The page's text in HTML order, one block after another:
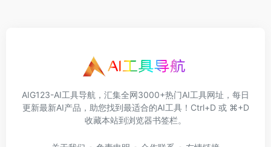
AIG123-AI工具导航，汇集全网3000+热门AI工具网址，每日
更新最新AI产品，助您找到最适合的AI工具！Ctrl+D 或 ⌘+D
收藏本站到浏览器书签栏。